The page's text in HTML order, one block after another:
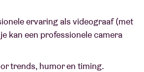
ervaring als videograaf (met
kan een professionele camera
trends, humor en timing.